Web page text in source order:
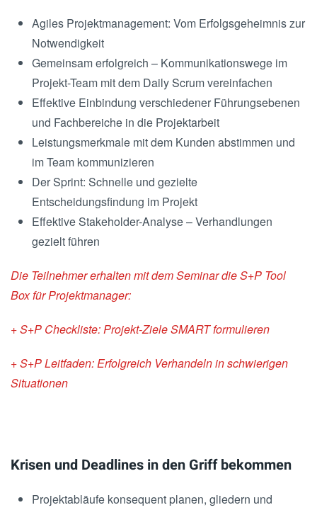
Agiles Projektmanagement: Vom Erfolgsgeheimnis zur
Notwendigkeit
Gemeinsam erfolgreich – Kommunikationswege im
Projekt-Team mit dem Daily Scrum vereinfachen
Effektive Einbindung verschiedener Führungsebenen
und Fachbereiche in die Projektarbeit
Leistungsmerkmale mit dem Kunden abstimmen und
im Team kommunizieren
Der Sprint: Schnelle und gezielte
Entscheidungsfindung im Projekt
Effektive Stakeholder-Analyse – Verhandlungen
gezielt führen
Die Teilnehmer erhalten mit dem Seminar die S+P Tool
Box für Projektmanager:
+ S+P Checkliste: Projekt-Ziele SMART formulieren
+ S+P Leitfaden: Erfolgreich Verhandeln in schwierigen
Situationen
Krisen und Deadlines in den Griff bekommen
Projektabläufe konsequent planen, gliedern und